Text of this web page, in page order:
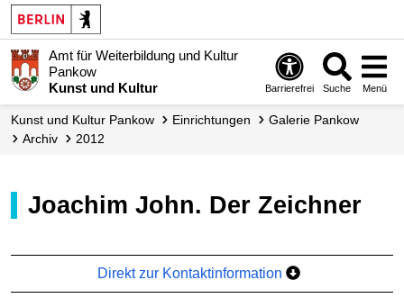
Amt für Weiterbildung und Kultur
Pankow
Kunst und Kultur
Barrierefrei Suche Menü
Kunst und Kultur Pankow Einrichtungen
Galerie Pankow
Archiv
2012
Joachim John. Der Zeichner
Direkt zur Kontaktinformation